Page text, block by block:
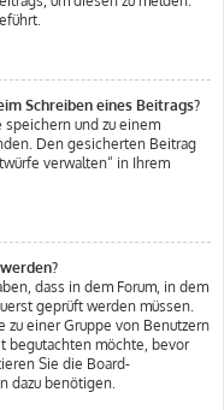
Schreiben eines Beitrags?
und zu einem
Den gesicherten Beitrag
verwalten“ in Ihrem
dass in dem Forum, in dem
geprüft werden müssen.
zu einer Gruppe von Benutzern
begutachten möchte, bevor
Sie die Board-
dazu benötigen.